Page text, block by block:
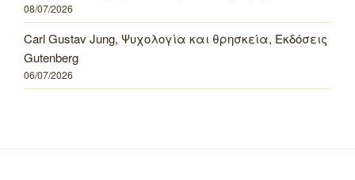
08/07/2026
Carl Gustav Jung, Ψυχολογία και θρησκεία, Εκδόσεις
Gutenberg
06/07/2026